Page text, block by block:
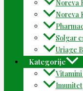
Noreva
Noreva
Solgar
Uriage
Kategorije
Imunitet